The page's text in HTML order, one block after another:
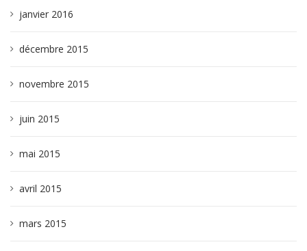
janvier 2016
décembre 2015
novembre 2015
juin 2015
mai 2015
avril 2015
mars 2015